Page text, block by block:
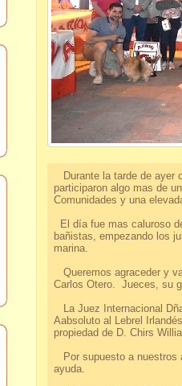
Durante la tarde de ayer
participaron algo mas de
Comunidades y una
El día fue mas caluroso
bañistas, empezando los
marina.
Queremos agraceder y
Carlos Otero. Jueces, su
La Juez Internacional
Aabsoluto al Lebrel
propiedad de D. Chirs
Por supuesto a nuestros
ayuda.